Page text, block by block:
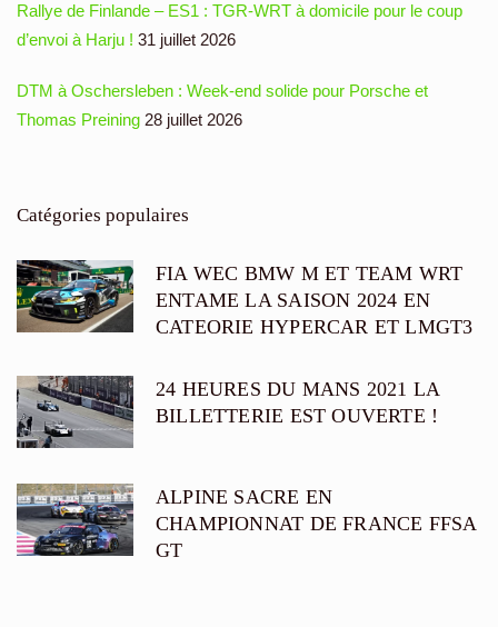
Rallye de Finlande – ES1 : TGR-WRT à domicile pour le coup
d’envoi à Harju ! 31 juillet 2026
DTM à Oschersleben : Week-end solide pour Porsche et
Thomas Preining 28 juillet 2026
Catégories populaires
FIA WEC BMW M ET TEAM WRT
ENTAME LA SAISON 2024 EN
CATEORIE HYPERCAR ET LMGT3
24 HEURES DU MANS 2021 LA
BILLETTERIE EST OUVERTE !
ALPINE SACRE EN
CHAMPIONNAT DE FRANCE FFSA
GT